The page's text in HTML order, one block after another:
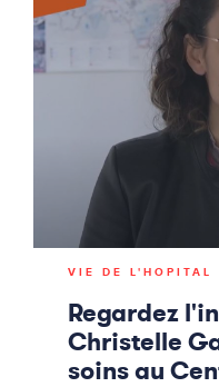
VIE DE L'HOPITAL
Regardez
Christelle
soins au